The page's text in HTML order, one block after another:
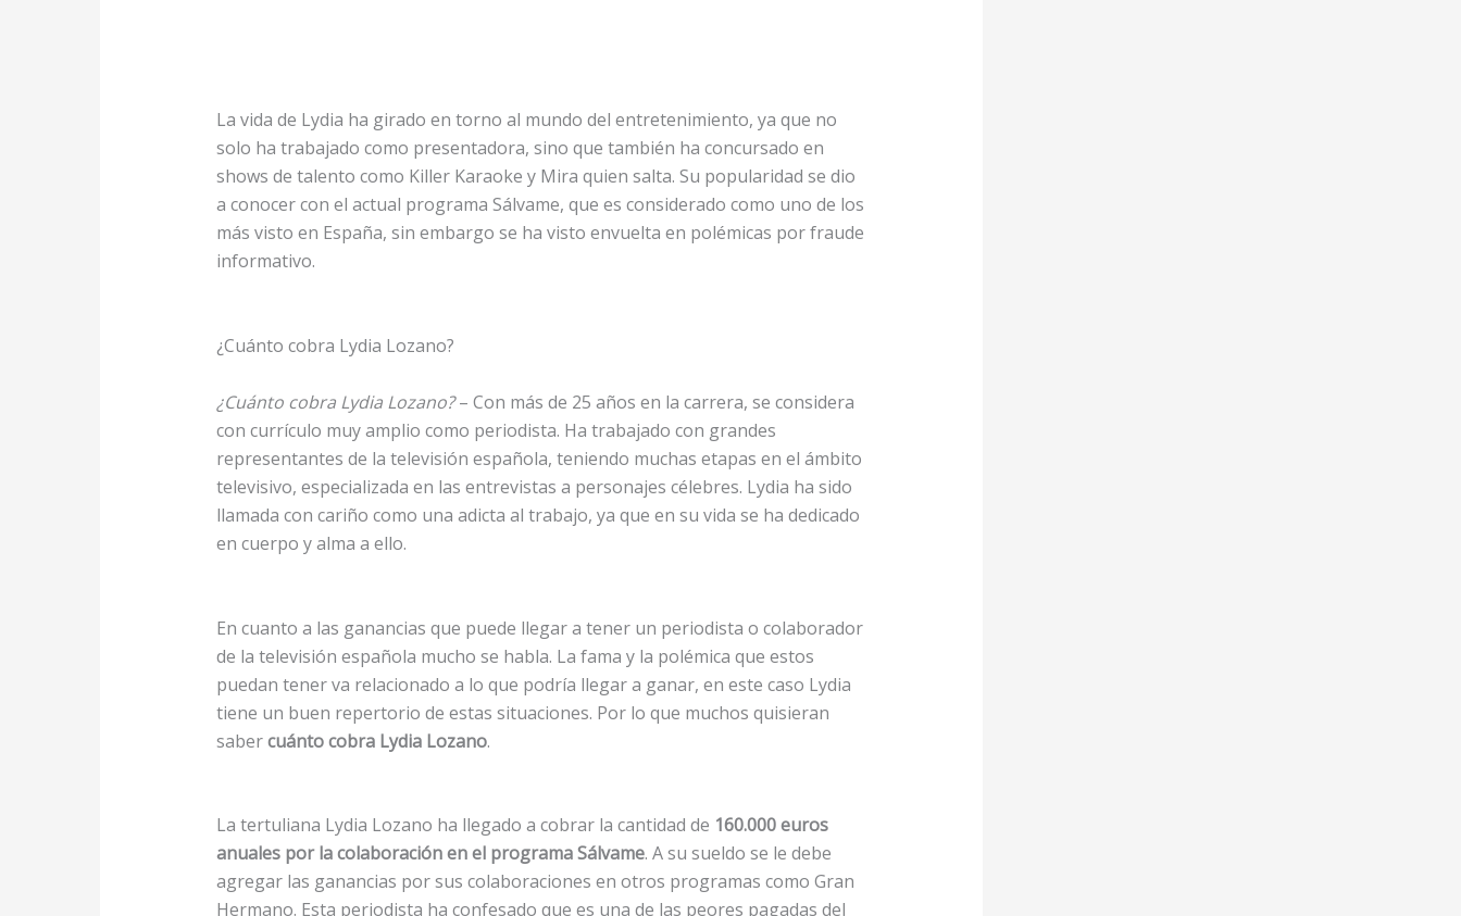
La vida de Lydia ha girado en torno al mundo del entretenimiento, ya que no
solo ha trabajado como presentadora, sino que también ha concursado en
shows de talento como Killer Karaoke y Mira quien salta. Su popularidad se dio
a conocer con el actual programa Sálvame, que es considerado como uno de los
más visto en España, sin embargo se ha visto envuelta en polémicas por fraude
informativo.
¿Cuánto cobra Lydia Lozano?
¿Cuánto cobra Lydia Lozano?– Con más de 25 años en la carrera, se considera
con currículo muy amplio como periodista. Ha trabajado con grandes
representantes de la televisión española, teniendo muchas etapas en el ámbito
televisivo, especializada en las entrevistas a personajes célebres. Lydia ha sido
llamada con cariño como una adicta al trabajo, ya que en su vida se ha dedicado
en cuerpo y alma a ello.
En cuanto a las ganancias que puede llegar a tener un periodista o colaborador
de la televisión española mucho se habla. La fama y la polémica que estos
puedan tener va relacionado a lo que podría llegar a ganar, en este caso Lydia
tiene un buen repertorio de estas situaciones. Por lo que muchos quisieran
sabercuánto cobra Lydia Lozano.
La tertuliana Lydia Lozano ha llegado a cobrar la cantidad de 160.000 euros
anuales por la colaboración en el programa Sálvame. A su sueldo se le debe
agregar las ganancias por sus colaboraciones en otros programas como Gran
Hermano. Esta periodista ha confesado que es una de las peores pagadas del